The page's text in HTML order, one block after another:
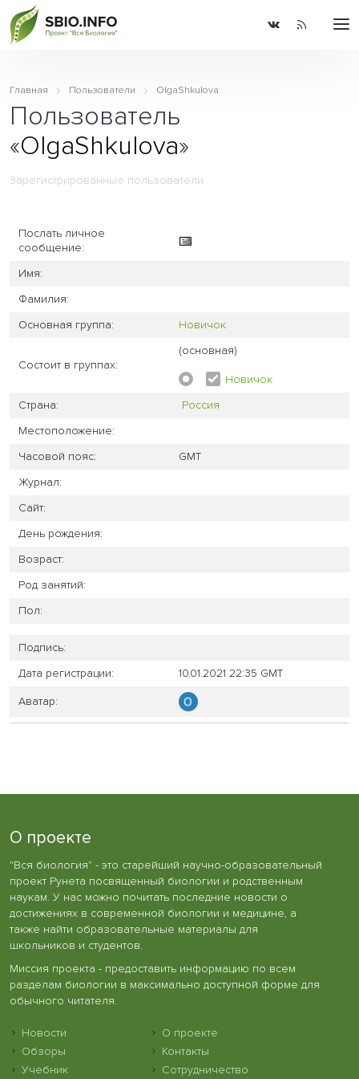
Главная Пользователи OlgaShkulova
Пользователь
«OlgaShkulova»
Зарегистрированные пользователи
Послать личное
сообщение:
Имя:
Фамилия:
Основная группа:
Новичок
Состоит в группах:
(основная)
Новичок
Страна:
Россия
Местоположение:
Часовой пояс:
GMT
Журнал:
Сайт:
День рождения:
Возраст:
Род занятий:
Пол:
Подпись:
Дата регистрации:
10.01.2021 22:35 GMT
Аватар:
О проекте
"Вся биология" - это старейший научно-образовательный
проект Рунета посвященный биологии и родственным
наукам. У нас можно почитать последние новости о
достижениях в современной биологии и медицине, а
также найти образовательные материалы для
школьников и студентов.
Миссия проекта - предоставить информацию по всем
разделам биологии в максимально доступной форме для
обычного читателя.
Новости
Обзоры
Учебник
О проекте
Контакты
Сотрудничество